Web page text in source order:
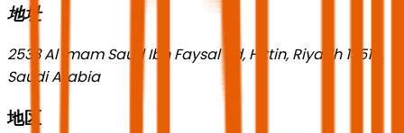
地址
2533 Al Imam Saud Ibn Faysal Rd, Hittin, Riyadh 13518,
Saudi Arabia
地区